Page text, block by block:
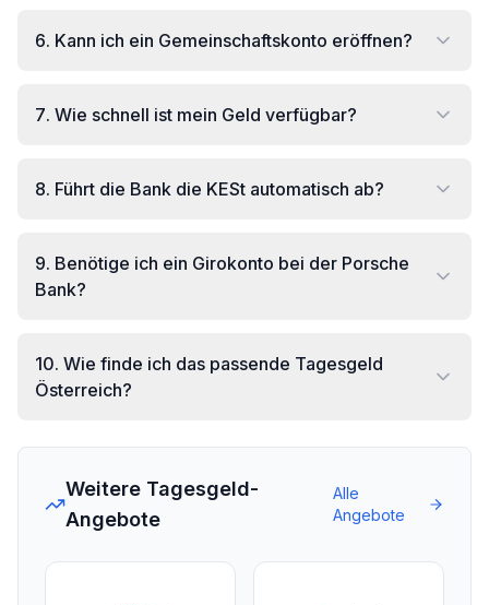
6. Kann ich ein Gemeinschaftskonto eröffnen?
7. Wie schnell ist mein Geld verfügbar?
8. Führt die Bank die KESt automatisch ab?
9. Benötige ich ein Girokonto bei der Porsche
Bank?
10. Wie finde ich das passende Tagesgeld
Österreich?
Weitere Tagesgeld-
Angebote
Alle
Angebote